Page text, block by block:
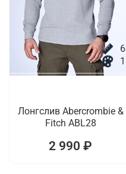
6
1
Лонгслив Abercrombie &
Fitch ABL28
2 990 ₽